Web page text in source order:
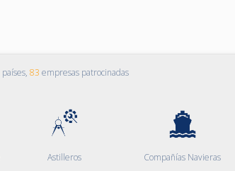
países, 83 empresas patrocinadas
Astilleros Compañías Navieras